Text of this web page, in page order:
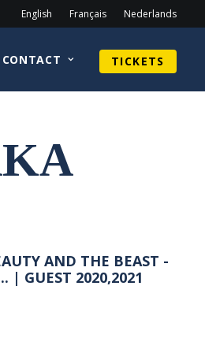
English Français Nederlands
CONTACT TICKETS
AND THE BEAST -
| GUEST 2020,2021